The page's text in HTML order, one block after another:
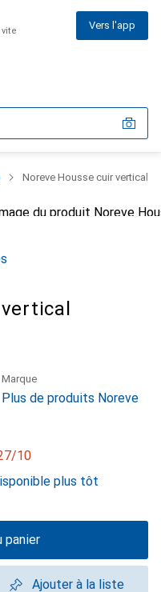
Vers l'app
Noreve Housse cuir vertical
Marque
Plus de produits Noreve
10
plus tôt
panier
Ajouter à la liste